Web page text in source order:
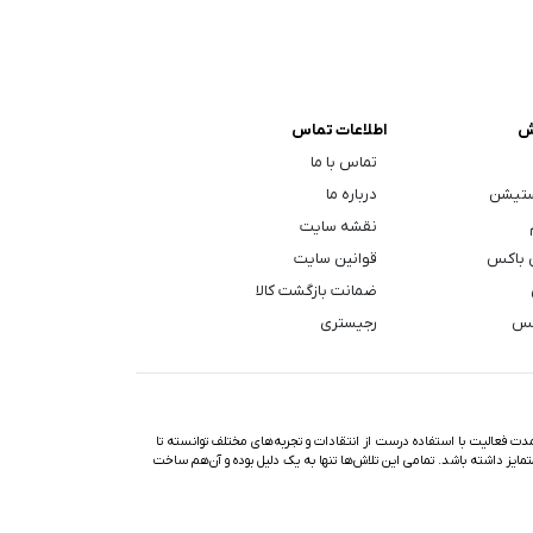
باکس
اطلاعات تماس
تماس با ما
درباره ما
نقشه سایت
قوانین سایت
ضمانت بازگشت کالا
رجیستری
با استفاده درست از انتقادات و تجربه‌های مختلف توانسته تا
داشته باشد. تمامی این تلاش‌ها تنها به یک دلیل بوده و آن‌هم ساخت